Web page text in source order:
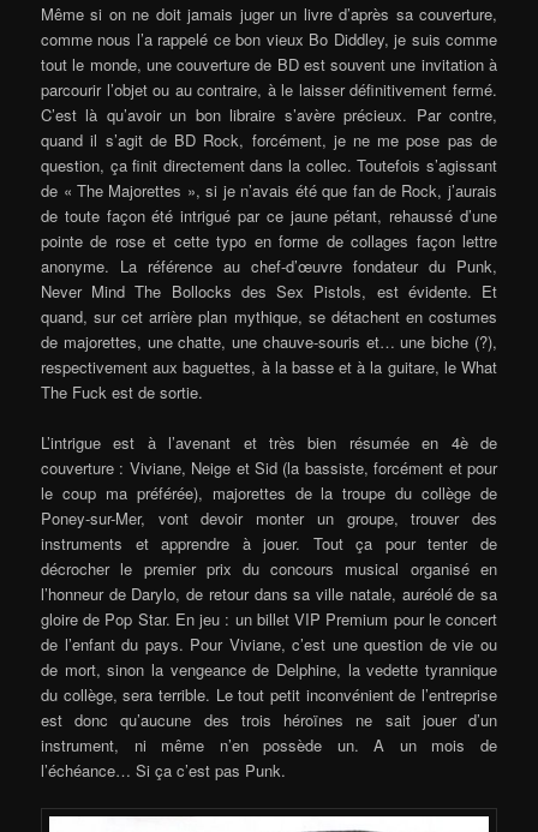
Même si on ne doit jamais juger un livre d’après sa couverture,
comme nous l’a rappelé ce bon vieux Bo Diddley, je suis comme
tout le monde, une couverture de BD est souvent une invitation à
parcourir l’objet ou au contraire, à le laisser définitivement fermé.
C’est là qu’avoir un bon libraire s’avère précieux. Par contre,
quand il s’agit de BD Rock, forcément, je ne me pose pas de
question, ça finit directement dans la collec. Toutefois s’agissant
de « The Majorettes », si je n’avais été que fan de Rock, j’aurais
de toute façon été intrigué par ce jaune pétant, rehaussé d’une
pointe de rose et cette typo en forme de collages façon lettre
anonyme. La référence au chef-d’œuvre fondateur du Punk,
Never Mind The Bollocks des Sex Pistols, est évidente. Et
quand, sur cet arrière plan mythique, se détachent en costumes
de majorettes, une chatte, une chauve-souris et… une biche (?),
respectivement aux baguettes, à la basse et à la guitare, le What
The Fuck est de sortie.
L’intrigue est à l’avenant et très bien résumée en 4è de
couverture : Viviane, Neige et Sid (la bassiste, forcément et pour
le coup ma préférée), majorettes de la troupe du collège de
Poney-sur-Mer, vont devoir monter un groupe, trouver des
instruments et apprendre à jouer. Tout ça pour tenter de
décrocher le premier prix du concours musical organisé en
l’honneur de Darylo, de retour dans sa ville natale, auréolé de sa
gloire de Pop Star. En jeu : un billet VIP Premium pour le concert
de l’enfant du pays. Pour Viviane, c’est une question de vie ou
de mort, sinon la vengeance de Delphine, la vedette tyrannique
du collège, sera terrible. Le tout petit inconvénient de l’entreprise
est donc qu’aucune des trois héroïnes ne sait jouer d’un
instrument, ni même n’en possède un. A un mois de
l’échéance… Si ça c’est pas Punk.